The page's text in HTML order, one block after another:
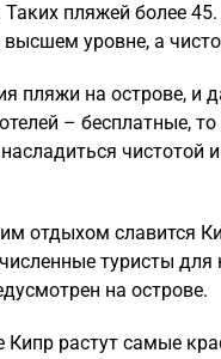
пляжей более
уровне, а
пляжи на острове, и
– бесплатные,
отдыхом славится
туристы
на острове.
Кипр растут самые